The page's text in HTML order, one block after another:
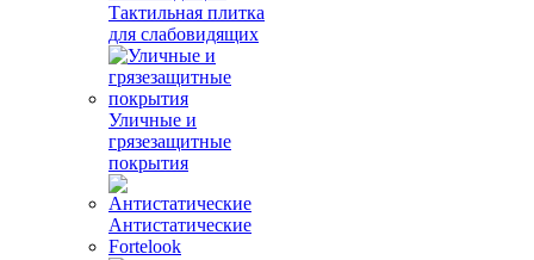
Тактильная плитка
для слабовидящих
Уличные и
грязезащитные
покрытия
Антистатические
Fortelook